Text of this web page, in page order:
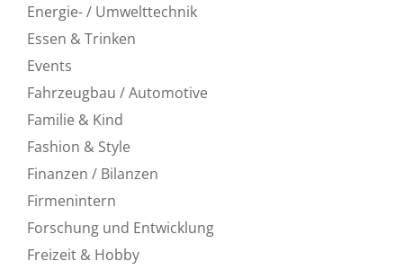
Energie- / Umwelttechnik
Essen & Trinken
Events
Fahrzeugbau / Automotive
Familie & Kind
Fashion & Style
Finanzen / Bilanzen
Firmenintern
Forschung und Entwicklung
Freizeit & Hobby